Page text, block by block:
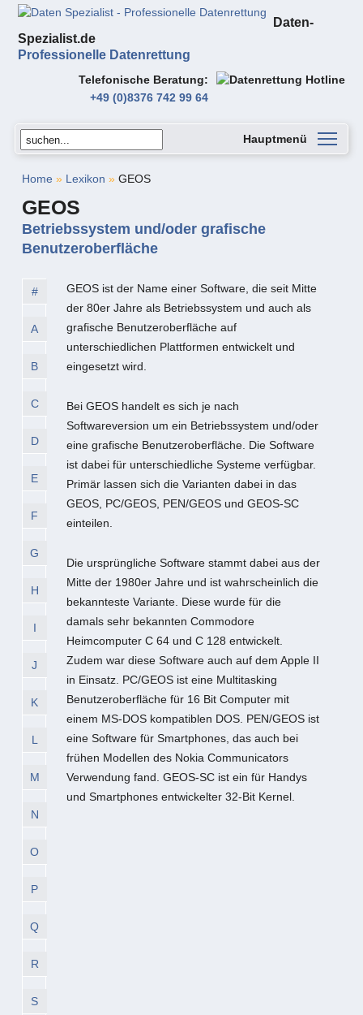
Daten-
Spezialist.de
Professionelle Datenrettung
Telefonische Beratung
+49 (0)8376 742 99 64
Hauptmenü
Home » Lexikon »GEOS
GEOS
Betriebssystem und/oder grafische
Benutzeroberfläche
#
A
B
C
D
E
F
G
H
I
J
K
L
M
N
O
P
Q
R
S
GEOS ist der Name einer Software, die seit Mitte
der 80er Jahre als Betriebssystem und auch als
grafische Benutzeroberfläche auf
unterschiedlichen Plattformen entwickelt und
eingesetzt wird.
Bei GEOS handelt es sich je nach
Softwareversion um ein Betriebssystem und/oder
eine grafische Benutzeroberfläche. Die Software
ist dabei für unterschiedliche Systeme verfügbar.
Primär lassen sich die Varianten dabei in das
GEOS, PC/GEOS, PEN/GEOS und GEOS-SC
einteilen.
Die ursprüngliche Software stammt dabei aus der
Mitte der 1980er Jahre und ist wahrscheinlich die
bekannteste Variante. Diese wurde für die
damals sehr bekannten Commodore
Heimcomputer C 64 und C 128 entwickelt.
Zudem war diese Software auch auf dem Apple II
in Einsatz. PC/GEOS ist eine Multitasking
Benutzeroberfläche für 16 Bit Computer mit
einem MS-DOS kompatiblen DOS. PEN/GEOS ist
eine Software für Smartphones, das auch bei
frühen Modellen des Nokia Communicators
Verwendung fand. GEOS-SC ist ein für Handys
und Smartphones entwickelter 32-Bit Kernel.